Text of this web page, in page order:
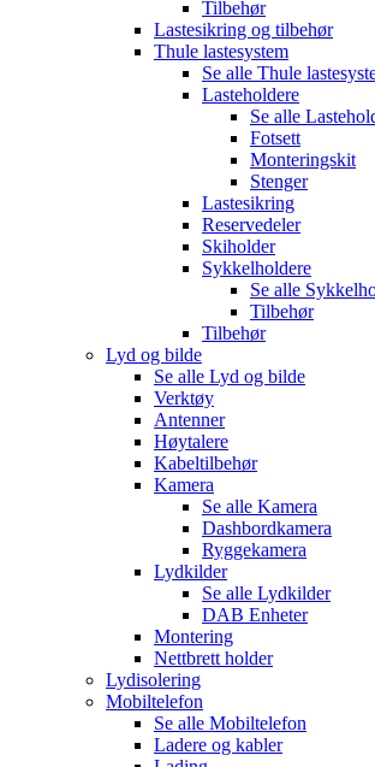
Tilbehør
Lastesikring og tilbehør
Thule lastesystem
Se alle Thule
Lasteholdere
Se alle
Fotsett
Monteringskit
Stenger
Lastesikring
Reservedeler
Skiholder
Sykkelholdere
Se alle
Tilbehør
Tilbehør
Lyd og bilde
Se alle Lyd og bilde
Verktøy
Antenner
Høytalere
Kabeltilbehør
Kamera
Se alle Kamera
Dashbordkamera
Ryggekamera
Lydkilder
Se alle Lydkilder
DAB Enheter
Montering
Nettbrett holder
Lydisolering
Mobiltelefon
Se alle Mobiltelefon
Ladere og kabler